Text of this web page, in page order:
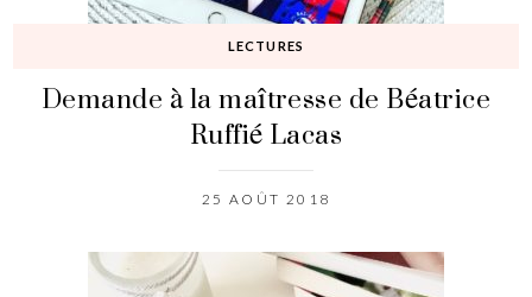
LECTURES
Demande à la maîtresse de Béatrice
Ruffié Lacas
25 AOÛT 2018